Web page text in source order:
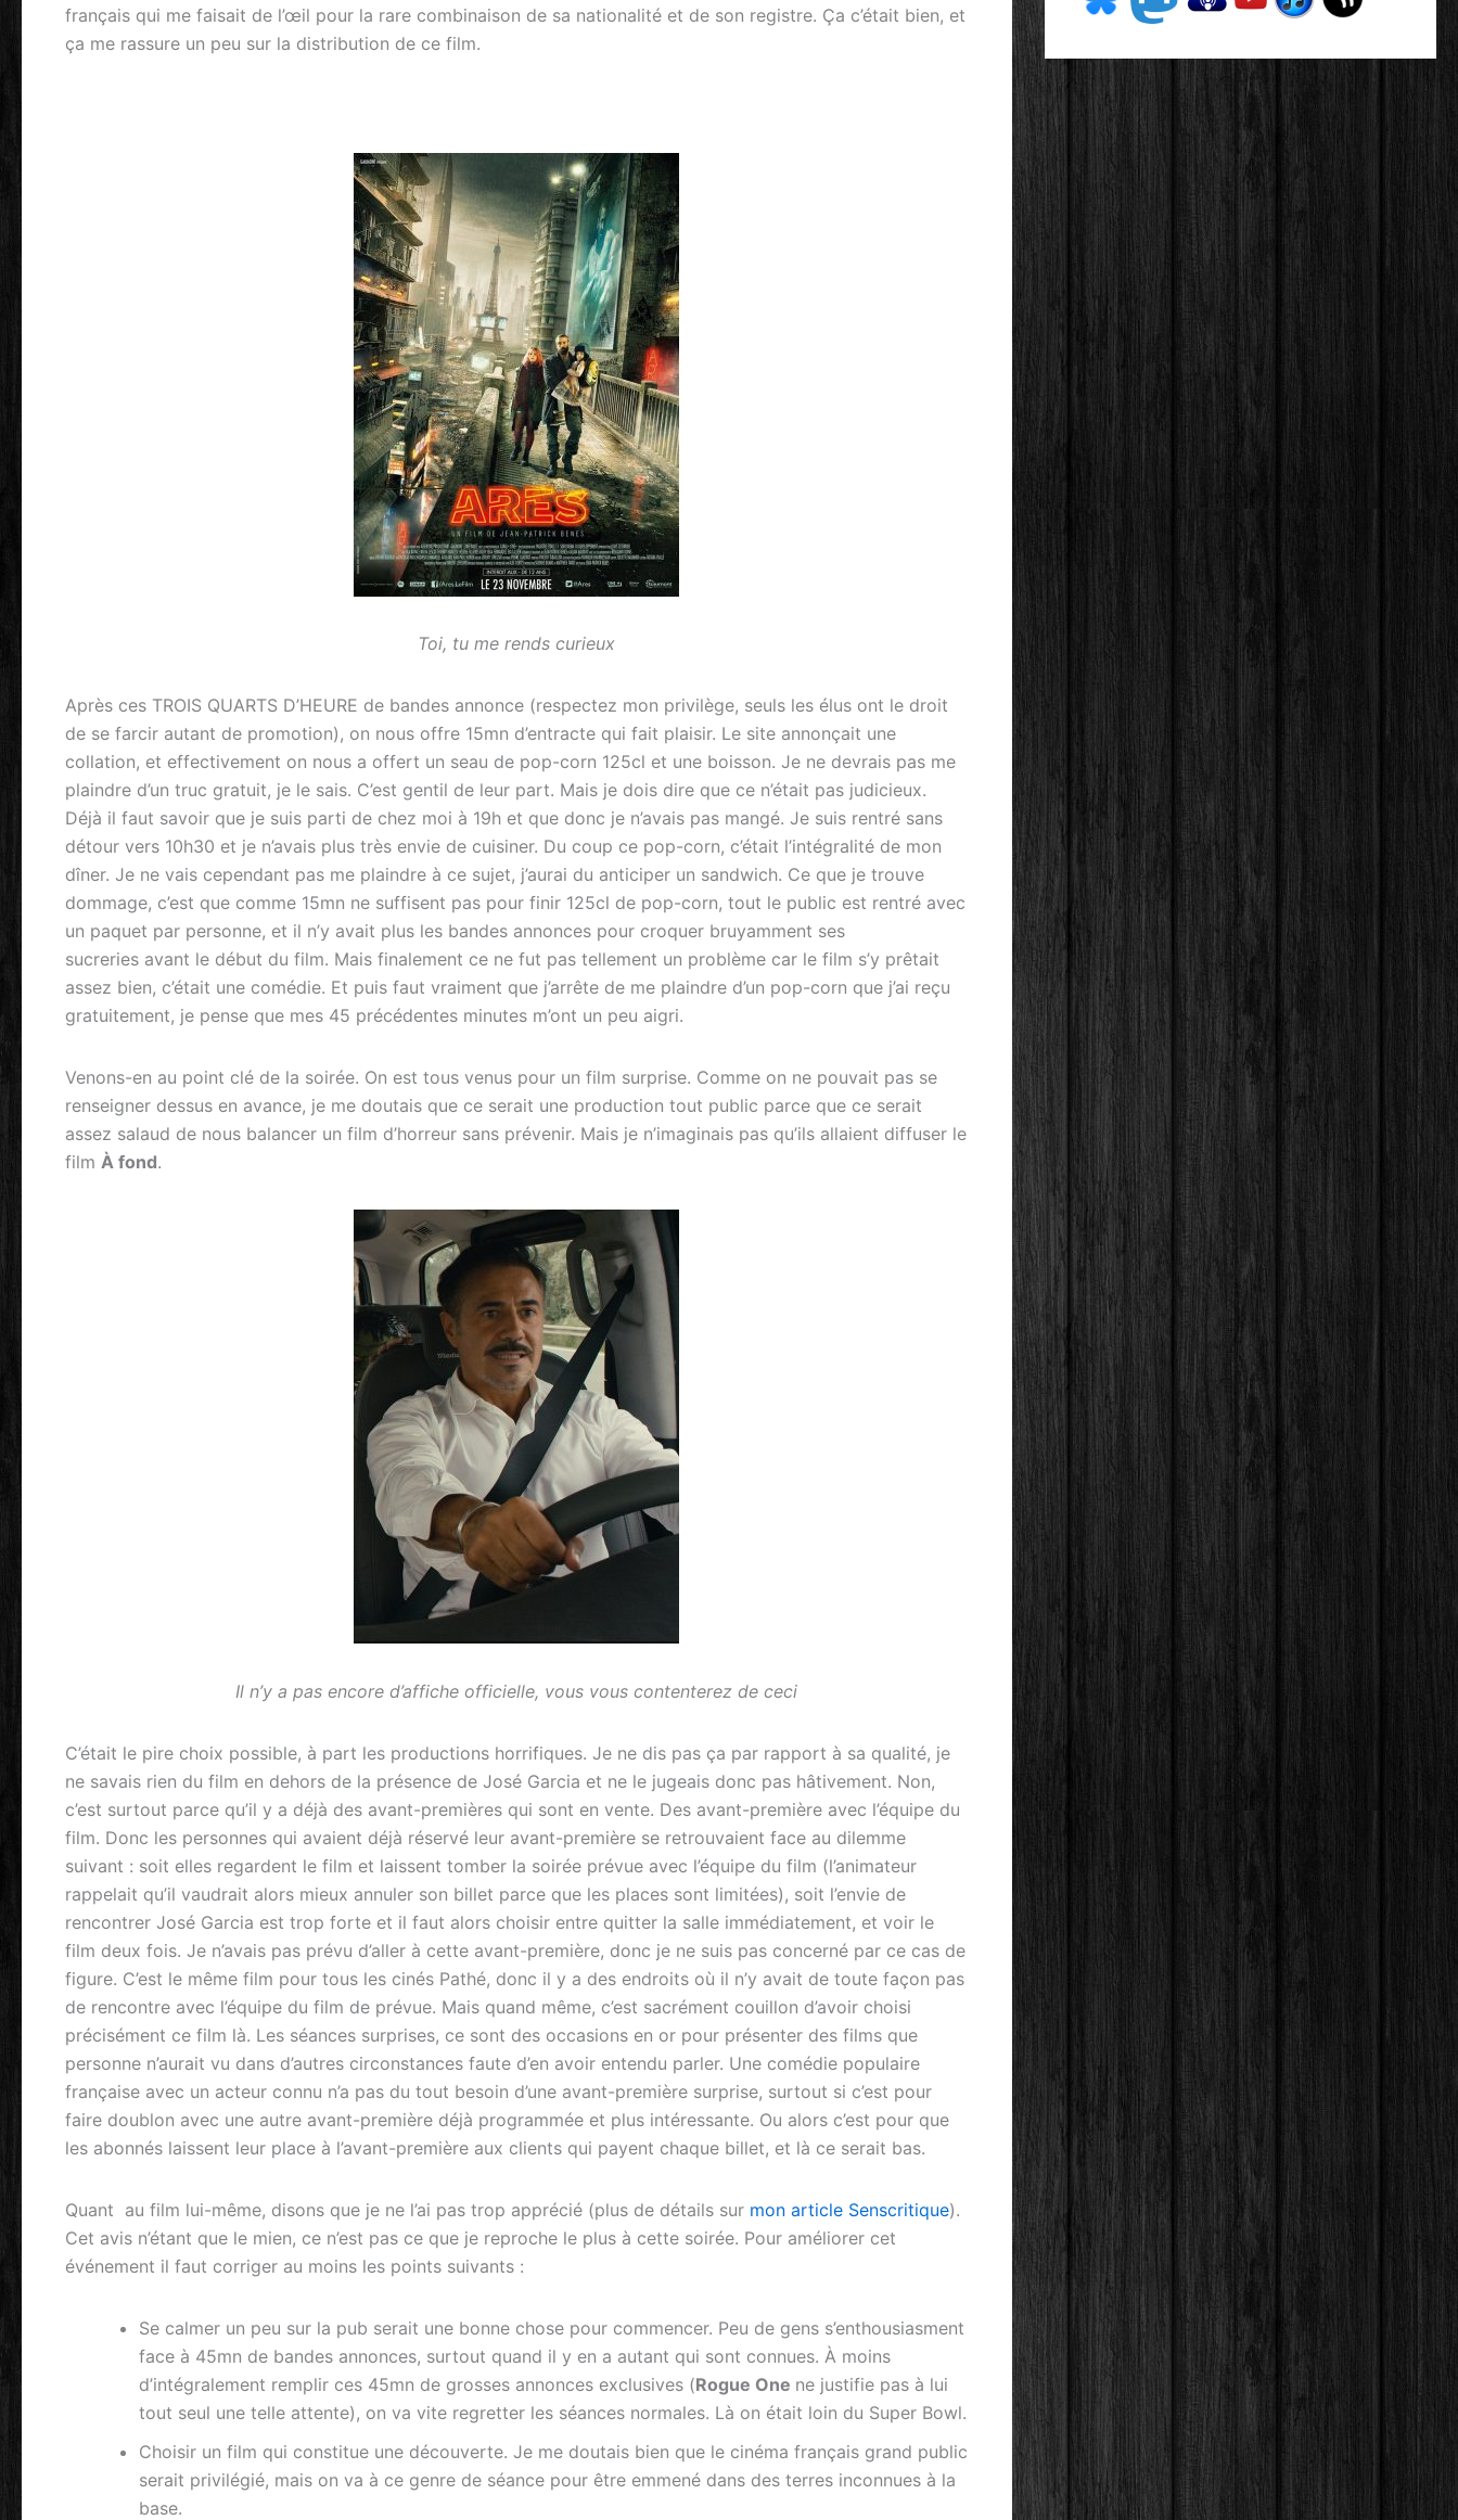
français qui me faisait de l’œil pour la rare combinaison de sa nationalité et de son registre. Ça c’était bien, et
ça me rassure un peu sur la distribution de ce film.
Toi, tu me rends curieux
Après ces TROIS QUARTS D’HEURE de bandes annonce (respectez mon privilège, seuls les élus ont le droit
de se farcir autant de promotion), on nous offre 15mn d’entracte qui fait plaisir. Le site annonçait une
collation, et effectivement on nous a offert un seau de pop-corn 125cl et une boisson. Je ne devrais pas me
plaindre d’un truc gratuit, je le sais. C’est gentil de leur part. Mais je dois dire que ce n’était pas judicieux.
Déjà il faut savoir que je suis parti de chez moi à 19h et que donc je n’avais pas mangé. Je suis rentré sans
détour vers 10h30 et je n’avais plus très envie de cuisiner. Du coup ce pop-corn, c’était l’intégralité de mon
dîner. Je ne vais cependant pas me plaindre à ce sujet, j’aurai du anticiper un sandwich. Ce que je trouve
dommage, c’est que comme 15mn ne suffisent pas pour finir 125cl de pop-corn, tout le public est rentré avec
un paquet par personne, et il n’y avait plus les bandes annonces pour croquer bruyamment ses
sucreries avant le début du film. Mais finalement ce ne fut pas tellement un problème car le film s’y prêtait
assez bien, c’était une comédie. Et puis faut vraiment que j’arrête de me plaindre d’un pop-corn que j’ai reçu
gratuitement, je pense que mes 45 précédentes minutes m’ont un peu aigri.
Venons-en au point clé de la soirée. On est tous venus pour un film surprise. Comme on ne pouvait pas se
renseigner dessus en avance, je me doutais que ce serait une production tout public parce que ce serait
assez salaud de nous balancer un film d’horreur sans prévenir. Mais je n’imaginais pas qu’ils allaient diffuser le
film À fond.
Il n’y a pas encore d’affiche officielle, vous vous contenterez de ceci
C’était le pire choix possible, à part les productions horrifiques. Je ne dis pas ça par rapport à sa qualité, je
ne savais rien du film en dehors de la présence de José Garcia et ne le jugeais donc pas hâtivement. Non,
c’est surtout parce qu’il y a déjà des avant-premières qui sont en vente. Des avant-première avec l’équipe du
film. Donc les personnes qui avaient déjà réservé leur avant-première se retrouvaient face au dilemme
suivant : soit elles regardent le film et laissent tomber la soirée prévue avec l’équipe du film (l’animateur
rappelait qu’il vaudrait alors mieux annuler son billet parce que les places sont limitées), soit l’envie de
rencontrer José Garcia est trop forte et il faut alors choisir entre quitter la salle immédiatement, et voir le
film deux fois. Je n’avais pas prévu d’aller à cette avant-première, donc je ne suis pas concerné par ce cas de
figure. C’est le même film pour tous les cinés Pathé, donc il y a des endroits où il n’y avait de toute façon pas
de rencontre avec l’équipe du film de prévue. Mais quand même, c’est sacrément couillon d’avoir choisi
précisément ce film là. Les séances surprises, ce sont des occasions en or pour présenter des films que
personne n’aurait vu dans d’autres circonstances faute d’en avoir entendu parler. Une comédie populaire
française avec un acteur connu n’a pas du tout besoin d’une avant-première surprise, surtout si c’est pour
faire doublon avec une autre avant-première déjà programmée et plus intéressante. Ou alors c’est pour que
les abonnés laissent leur place à l’avant-première aux clients qui payent chaque billet, et là ce serait bas.
Quant au film lui-même, disons que je ne l’ai pas trop apprécié (plus de détails sur mon article Senscritique).
Cet avis n’étant que le mien, ce n’est pas ce que je reproche le plus à cette soirée. Pour améliorer cet
événement il faut corriger au moins les points suivants :
Se calmer un peu sur la pub serait une bonne chose pour commencer. Peu de gens s’enthousiasment
face à 45mn de bandes annonces, surtout quand il y en a autant qui sont connues. À moins
d’intégralement remplir ces 45mn de grosses annonces exclusives (Rogue One ne justifie pas à lui
tout seul une telle attente), on va vite regretter les séances normales. Là on était loin du Super Bowl.
Choisir un film qui constitue une découverte. Je me doutais bien que le cinéma français grand public
serait privilégié, mais on va à ce genre de séance pour être emmené dans des terres inconnues à la
base.